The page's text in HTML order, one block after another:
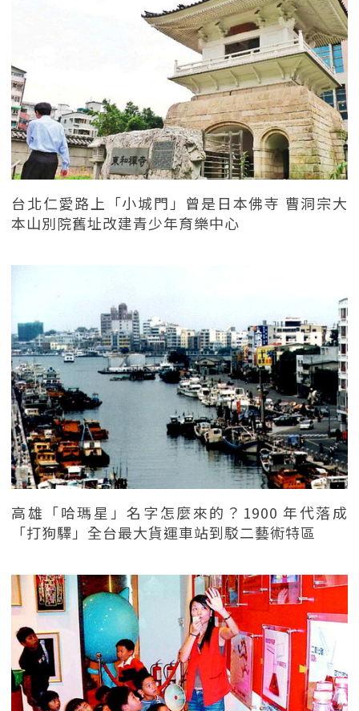
台北仁愛路上「小城門」曾是日本佛寺 曹洞宗大
本山別院舊址改建青少年育樂中心
高雄「哈瑪星」名字怎麼來的？1900 年代落成
「打狗驛」全台最大貨運車站到駁二藝術特區